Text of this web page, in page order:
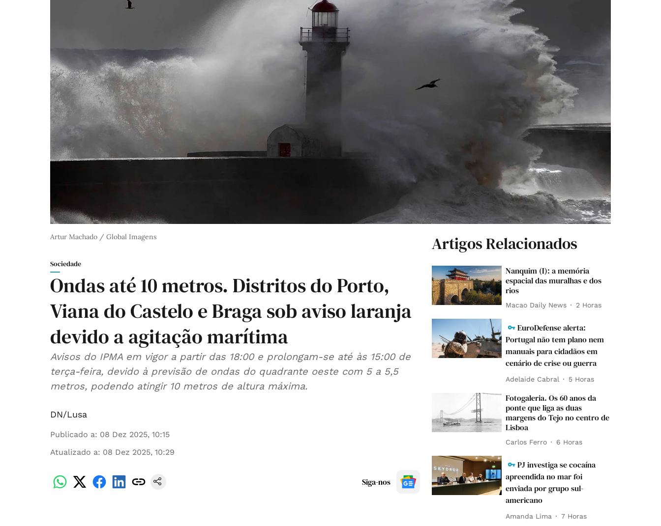
Artur Machado / Global Imagens
Sociedade
Ondas até 10 metros. Distritos do Porto,
Viana do Castelo e Braga sob aviso laranja
devido a agitação marítima
Avisos do IPMA em vigor a partir das 18:00 e prolongam-se até às 15:00 de
terça-feira, devido à previsão de ondas do quadrante oeste com 5 a 5,5
metros, podendo atingir 10 metros de altura máxima.
DN/Lusa
Publicado a: 08 Dez 2025, 10:15
Atualizado a: 08 Dez 2025, 10:29
Siga-nos
Artigos Relacionados
Nanquim (I): a memória
espacial das muralhas e dos
rios
Macao Daily News 2 Horas
EuroDefense alerta:
Portugal não tem plano nem
manuais para cidadãos em
cenário de crise ou guerra
Adelaide Cabral 5 Horas
Fotogaleria. Os 60 anos da
ponte que liga as duas
margens do Tejo no centro de
Lisboa
Carlos Ferro 6 Horas
PJ investiga se cocaína
apreendida no mar foi
enviada por grupo sul-
americano
Amanda Lima 7 Horas